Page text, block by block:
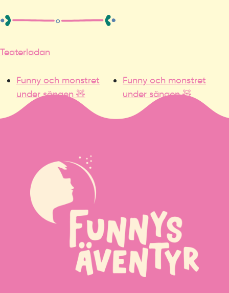
Teaterladan
Funny och monstret
under sängen 🧸
Funny och monstret
under sängen 🧸